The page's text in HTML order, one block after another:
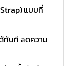
แบบที่
ทันที ลดความ